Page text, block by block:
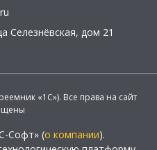
Селезнёвская, дом 21
«1С»). Все права на сайт
Софт» (о компании).